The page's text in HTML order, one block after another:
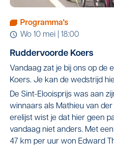
Programma's
wo 10 mei | 18:00
Ruddervoorde Koers
Vandaag zat je bij ons op de
Koers. Je kan de wedstrijd
De Sint-Elooisprijs was aan
winnaars als Mathieu van
erelijst wist je dat hier geen
vandaag niet anders. Met
47 km per uur won Edward